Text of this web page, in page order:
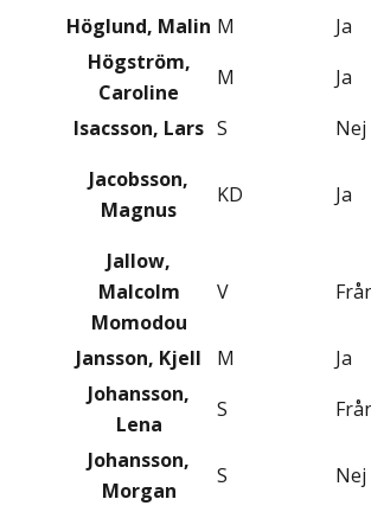
Höglund, Malin M Ja
Högström,
Caroline
M Ja
Isacsson, Lars S Nej
Jacobsson,
Magnus
KD Ja
Jallow,
Malcolm
Momodou
V
Jansson, Kjell M Ja
Johansson,
Lena
S
Johansson,
Morgan
S Nej